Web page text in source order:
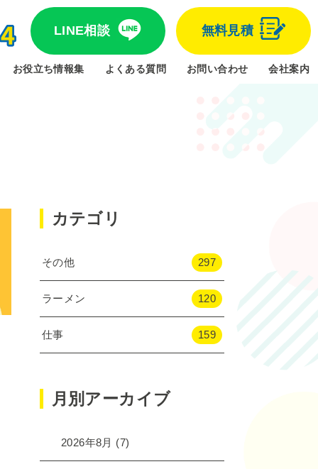
LINE相談 無料見積
お役立ち情報集 よくある質問 お問い合わせ 会社案内
カテゴリ
その他 297
ラーメン 120
仕事 159
月別アーカイブ
2026年8月 (7)